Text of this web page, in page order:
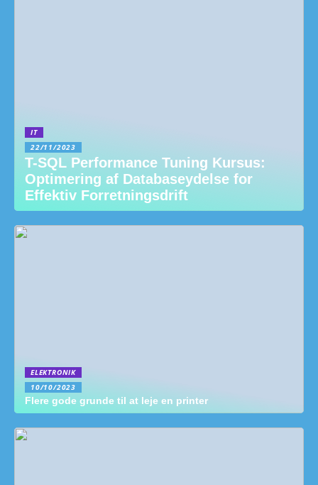
IT
22/11/2023
T-SQL Performance Tuning Kursus:
Optimering af Databaseydelse for
Effektiv Forretningsdrift
ELEKTRONIK
10/10/2023
Flere gode grunde til at leje en printer